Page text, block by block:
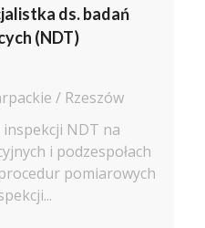
ds. badań
(NDT)
/ Rzeszów
NDT na
i podzespołach
pomiarowych